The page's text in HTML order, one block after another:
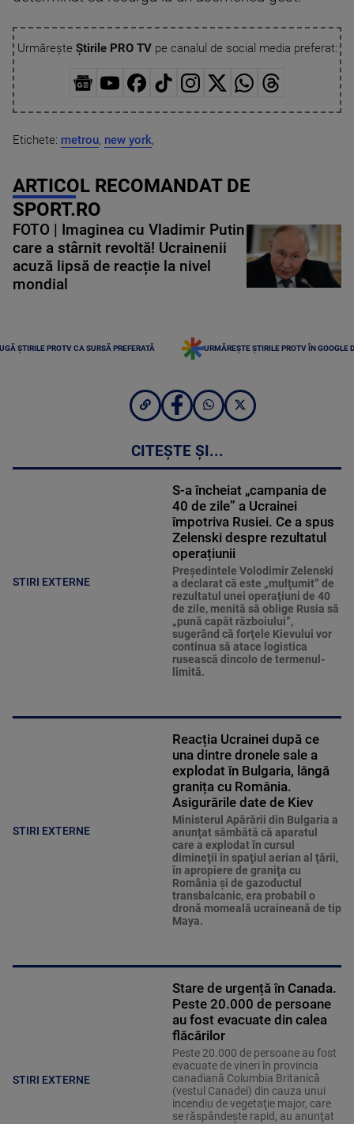
Urmărește Știrile PRO TVpe canalul de social media preferat:
Etichete: metrou, new york,
ARTICOL RECOMANDAT DE
SPORT.RO
FOTO | Imaginea cu Vladimir Putin
care a stârnit revoltă! Ucrainenii
acuză lipsă de reacție la nivel
mondial
ȘTIRILE PROTV CA SURSĂ PREFERATĂ URMĂREȘTE ȘTIRILE PROTV ÎN GOOGLE
CITEȘTE ȘI...
STIRI EXTERNE
S-a încheiat „campania de
40 de zile” a Ucrainei
împotriva Rusiei. Ce a spus
Zelenski despre rezultatul
operațiunii
Preşedintele Volodimir Zelenski
a declarat că este „mulţumit” de
rezultatul unei operaţiuni de 40
de zile, menită să oblige Rusia să
„pună capăt războiului”,
sugerând că forţele Kievului vor
continua să atace logistica
rusească dincolo de termenul-
limită.
STIRI EXTERNE
Reacția Ucrainei după ce
una dintre dronele sale a
explodat în Bulgaria, lângă
granița cu România.
Asigurările date de Kiev
Ministerul Apărării din Bulgaria a
anunţat sâmbătă că aparatul
care a explodat în cursul
dimineţii în spaţiul aerian al ţării,
în apropiere de graniţa cu
România şi de gazoductul
transbalcanic, era probabil o
dronă momeală ucraineană de tip
Maya.
STIRI EXTERNE
Stare de urgență în Canada.
Peste 20.000 de persoane
au fost evacuate din calea
flăcărilor
Peste 20.000 de persoane au fost
evacuate de vineri în provincia
canadiană Columbia Britanică
(vestul Canadei) din cauza unui
incendiu de vegetaţie major, care
se răspândeşte rapid, au anunţat